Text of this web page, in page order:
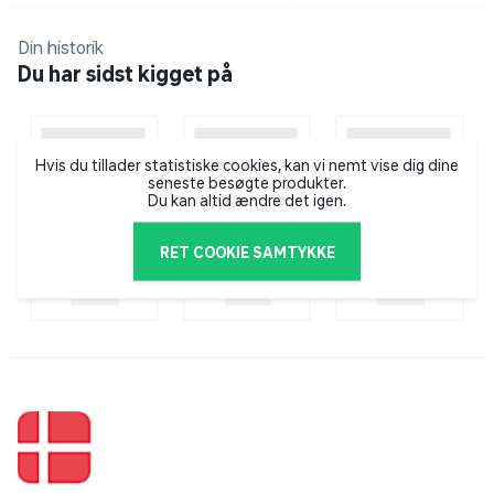
langs tandkødsranden.
det er tid til at udskifte dit børstehoved.
Din historik
Du har sidst kigget på
Hvis du tillader statistiske cookies, kan vi nemt vise dig dine
seneste besøgte produkter.
Du kan altid ændre det igen.
RET COOKIE SAMTYKKE